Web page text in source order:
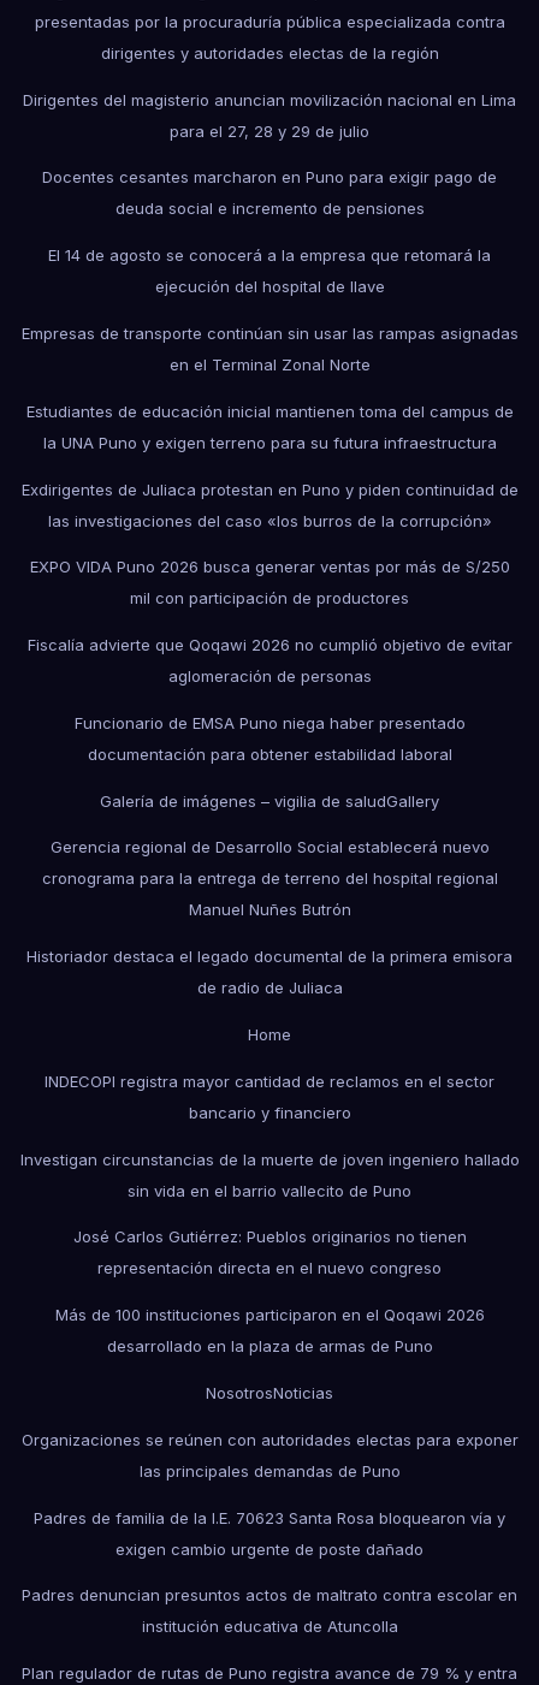
presentadas por la procuraduría pública especializada contra
dirigentes y autoridades electas de la región
Dirigentes del magisterio anuncian movilización nacional en Lima
para el 27, 28 y 29 de julio
Docentes cesantes marcharon en Puno para exigir pago de
deuda social e incremento de pensiones
El 14 de agosto se conocerá a la empresa que retomará la
ejecución del hospital de Ilave
Empresas de transporte continúan sin usar las rampas asignadas
en el Terminal Zonal Norte
Estudiantes de educación inicial mantienen toma del campus de
la UNA Puno y exigen terreno para su futura infraestructura
Exdirigentes de Juliaca protestan en Puno y piden continuidad de
las investigaciones del caso «los burros de la corrupción»
EXPO VIDA Puno 2026 busca generar ventas por más de S/250
mil con participación de productores
Fiscalía advierte que Qoqawi 2026 no cumplió objetivo de evitar
aglomeración de personas
Funcionario de EMSA Puno niega haber presentado
documentación para obtener estabilidad laboral
Galería de imágenes – vigilia de saludGallery
Gerencia regional de Desarrollo Social establecerá nuevo
cronograma para la entrega de terreno del hospital regional
Manuel Nuñes Butrón
Historiador destaca el legado documental de la primera emisora
de radio de Juliaca
Home
INDECOPI registra mayor cantidad de reclamos en el sector
bancario y financiero
Investigan circunstancias de la muerte de joven ingeniero hallado
sin vida en el barrio vallecito de Puno
José Carlos Gutiérrez: Pueblos originarios no tienen
representación directa en el nuevo congreso
Más de 100 instituciones participaron en el Qoqawi 2026
desarrollado en la plaza de armas de Puno
NosotrosNoticias
Organizaciones se reúnen con autoridades electas para exponer
las principales demandas de Puno
Padres de familia de la I.E. 70623 Santa Rosa bloquearon vía y
exigen cambio urgente de poste dañado
Padres denuncian presuntos actos de maltrato contra escolar en
institución educativa de Atuncolla
Plan regulador de rutas de Puno registra avance de 79 % y entra